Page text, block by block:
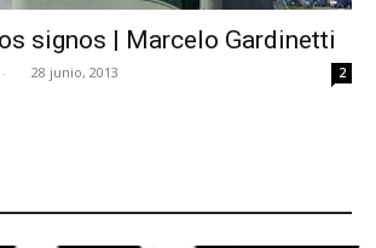
signos | Marcelo Gardinetti
- 28 junio, 2013 2